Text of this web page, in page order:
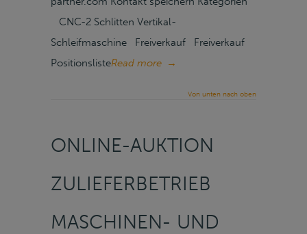
CNC-2 Schlitten Vertikal-
Schleifmaschine Freiverkauf Freiverkauf
PositionslisteRead more →
Von unten nach oben
ONLINE-AUKTION
ZULIEFERBETRIEB
MASCHINEN- UND